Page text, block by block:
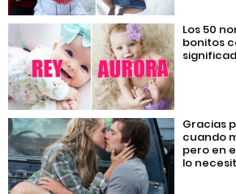
Los 50
bonitos
Gracias
cuando
pero en
lo